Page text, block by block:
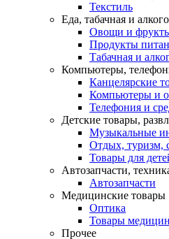
Текстиль
Еда, табачная и
Овощи и
Продукты
Табачная и
Компьютеры,
Канцелярские
Компьютеры и
Телефония и
Детские товары,
Музыкальные
Отдых, туризм,
Товары для
Автозапчасти,
Автозапчасти
Медицинские товары
Оптика
Товары
Прочее